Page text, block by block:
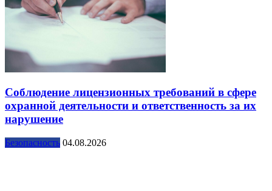
Соблюдение лицензионных требований в сфере
охранной деятельности и ответственность за их
нарушение
Безопасность 04.08.2026